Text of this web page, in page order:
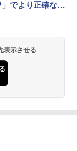
でより正確な自
表示させる